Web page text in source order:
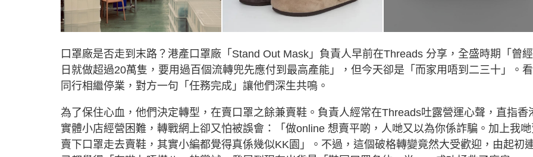
口罩廠是否走到末路？港產口罩廠「Stand Out Mask」負責人早前在Threads 分享，全盛時期「曾
日就做超過20萬隻，要用過百個流轉兜先應付到最高產能」，但今天卻是「而家用唔到二三十」。
同行相繼停業，對方一句「任務完成」讓他們深生共鳴。
為了保住心血，他們決定轉型，在賣口罩之餘兼賣鞋。負責人經常在Threads吐露營運心聲，直指香
實體小店經營困難，轉戰網上卻又怕被誤會：「做online 想賣平啲，人哋又以為你係詐騙。加上我
賣下口罩走去賣鞋，其實小編都覺得真係幾似KK園」。不過，這個破格轉變竟然大受歡迎，由起初